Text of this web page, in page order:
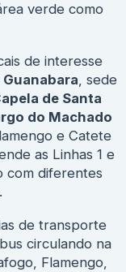
verde como
de interesse
, sede
de Santa
do Machado
e Catete
as Linhas 1 e
com diferentes
de transporte
circulando na
Flamengo,